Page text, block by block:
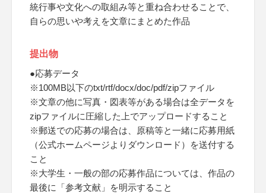
統行事や文化への取組み等と重ね合わせることで、
自らの思いや考えを文章にまとめた作品
提出物
●応募データ
※100MB以下のtxt/rtf/docx/doc/pdf/zipファイル
※文章の他に写真・図表等がある場合は全データを
zipファイルに圧縮した上でアップロードすること
※郵送での応募の場合は、原稿等と一緒に応募用紙
（公式ホームページよりダウンロード）を送付する
こと
※大学生・一般の部の応募作品については、作品の
最後に「参考文献」を明示すること